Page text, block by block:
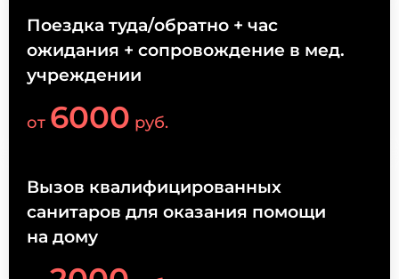
Поездка туда/обратно + час
ожидания + сопровождение в мед.
учреждении
от 6000 руб.
Вызов квалифицированных
санитаров для оказания помощи
на дому